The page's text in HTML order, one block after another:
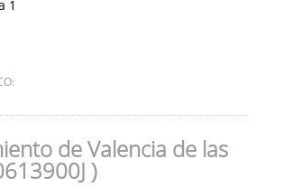
1
de Valencia de las
)